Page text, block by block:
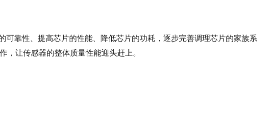
靠性、提高芯片的性能、降低芯片的功耗，逐步完善调理芯片的家族系
让传感器的整体质量性能迎头赶上。